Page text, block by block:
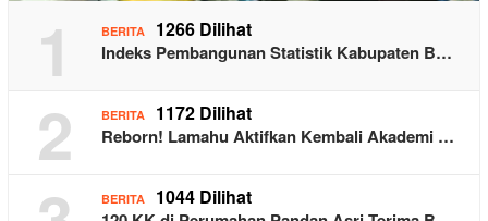
1 BERITA 1266 Dilihat
Indeks Pembangunan Statistik Kabupaten B…
2 BERITA 1172 Dilihat
Reborn! Lamahu Aktifkan Kembali Akademi …
BERITA 1044 Dilihat